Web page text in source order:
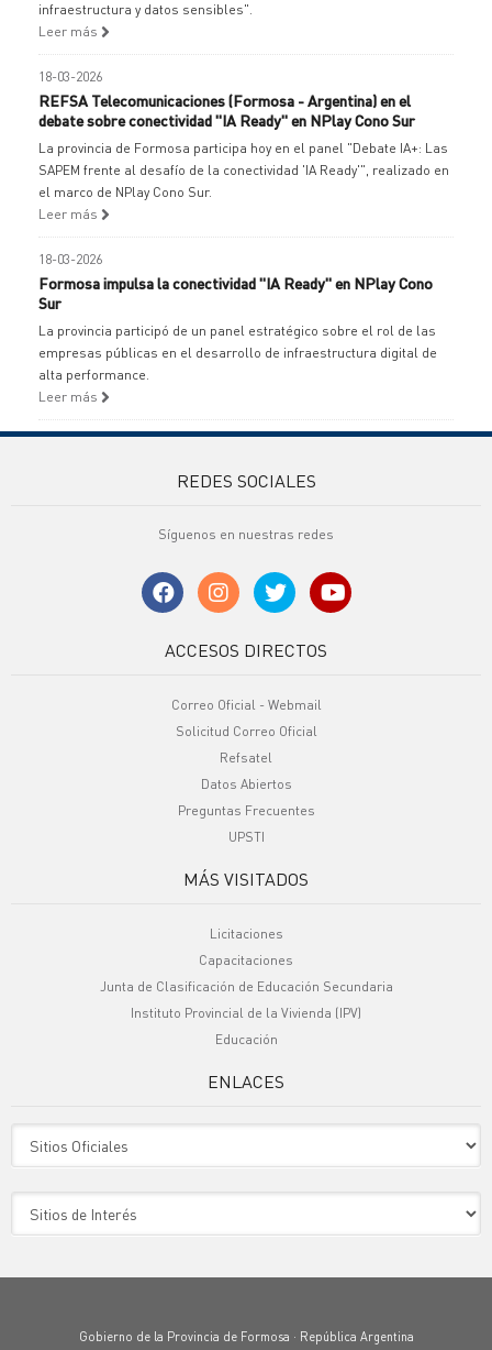
infraestructura y datos sensibles".
Leer más
18-03-2026
REFSA Telecomunicaciones (Formosa - Argentina) en el
debate sobre conectividad "IA Ready" en NPlay Cono Sur
La provincia de Formosa participa hoy en el panel "Debate IA+: Las
SAPEM frente al desafío de la conectividad 'IA Ready'", realizado en
el marco de NPlay Cono Sur.
Leer más
18-03-2026
Formosa impulsa la conectividad "IA Ready" en NPlay Cono
Sur
La provincia participó de un panel estratégico sobre el rol de las
empresas públicas en el desarrollo de infraestructura digital de
alta performance.
Leer más
REDES SOCIALES
Síguenos en nuestras redes
ACCESOS DIRECTOS
Correo Oficial - Webmail
Solicitud Correo Oficial
Refsatel
Datos Abiertos
Preguntas Frecuentes
UPSTI
MÁS VISITADOS
Licitaciones
Capacitaciones
Junta de Clasificación de Educación Secundaria
Instituto Provincial de la Vivienda (IPV)
Educación
ENLACES
Gobierno de la Provincia de Formosa · República Argentina